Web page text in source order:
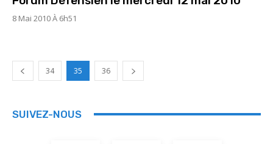
8 Mai 2010 À 6h51
34 35 36
SUIVEZ-NOUS